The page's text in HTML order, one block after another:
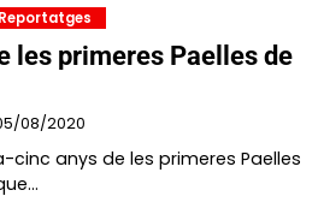
Reportatges
les primeres Paelles de
08/2020
anys de les primeres Paelles